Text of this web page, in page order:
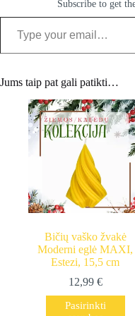
Subscribe to get
Type your email…
Jums taip pat gali patikti…
Bičių vaško žvakė
Moderni eglė MAXI,
Estezi, 15,5 cm
12,99 €
Pasirinkti
This